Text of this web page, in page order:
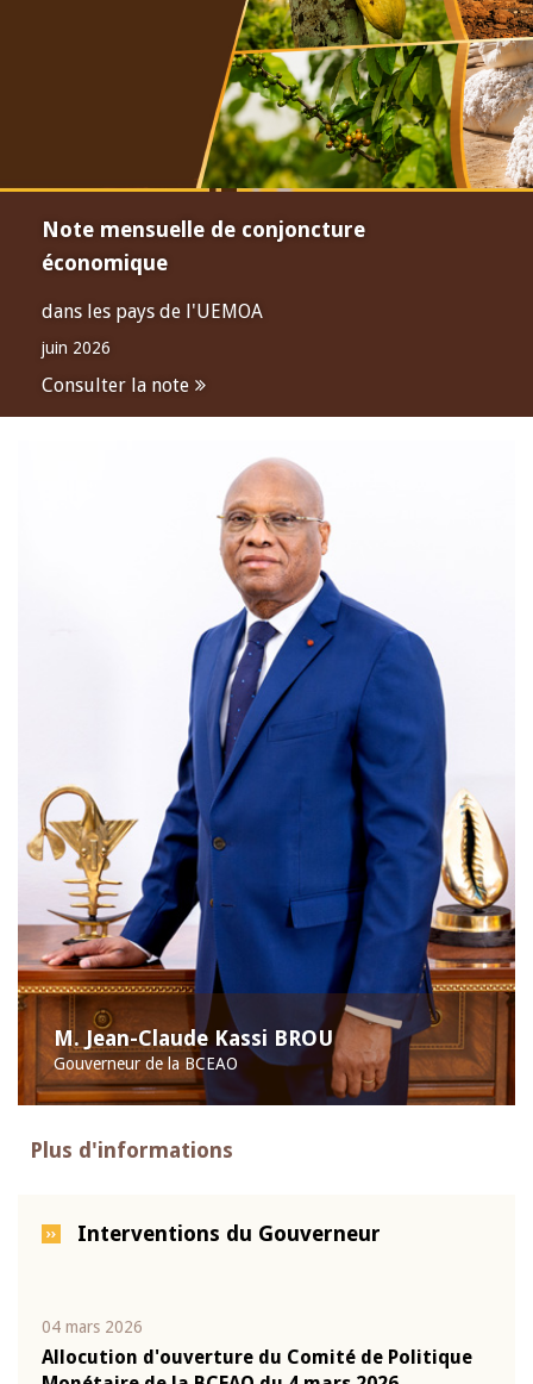
Note mensuelle de conjoncture
économique
dans les pays de l'UEMOA
juin 2026
Consulter la note
M. Jean-Claude Kassi BROU
Gouverneur de la BCEAO
Plus d'informations
Interventions du Gouverneur
04 mars 2026
Allocution d'ouverture du Comité de Politique